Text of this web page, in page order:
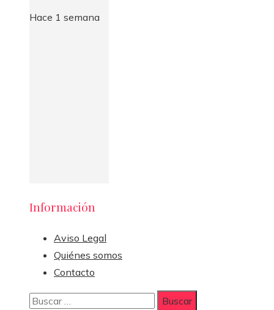
Hace 1 semana
Información
Aviso Legal
Quiénes somos
Contacto
Buscar: